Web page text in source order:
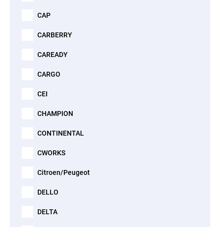
CAP
CARBERRY
CAREADY
CARGO
CEI
CHAMPION
CONTINENTAL
CWORKS
Citroen/Peugeot
DELLO
DELTA